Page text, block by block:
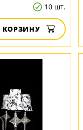
10 шт.
КОРЗИНУ